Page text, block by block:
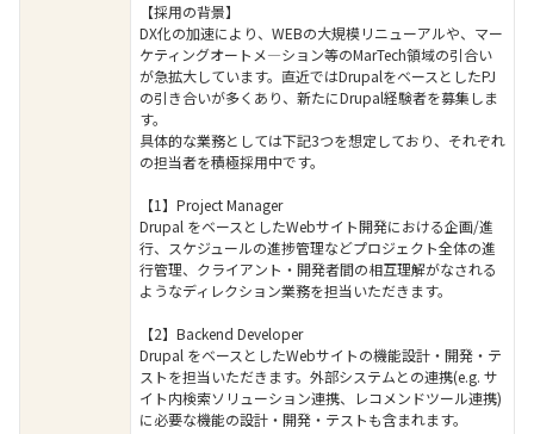
【採用の背景】
DX化の加速により、WEBの大規模リニューアルや、マー
ケティングオートメ―ション等のMarTech領域の引合い
が急拡大しています。直近ではDrupalをベースとしたPJ
の引き合いが多くあり、新たにDrupal経験者を募集しま
す。
具体的な業務としては下記3つを想定しており、それぞれ
の担当者を積極採用中です。
【1】Project Manager
Drupal をベースとしたWebサイト開発における企画/進
行、スケジュールの進捗管理などプロジェクト全体の進
行管理、クライアント・開発者間の相互理解がなされる
ようなディレクション業務を担当いただきます。
【2】Backend Developer
Drupal をベースとしたWebサイトの機能設計・開発・テ
ストを担当いただきます。外部システムとの連携(e.g. サ
イト内検索ソリューション連携、レコメンドツール連携)
に必要な機能の設計・開発・テストも含まれます。